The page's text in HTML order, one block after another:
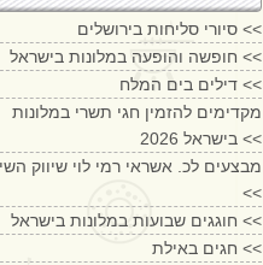
סיורי סליחות בירושלים <<
חופשה והופעה במלונות בישראל <<
דילים בים המלח <<
מקדימים להזמין חגי תשרי במלונות
בישראל 2026 <<
מבצעים לכ. אשראי רמי לוי שיווק
<<
חוגגים שבועות במלונות בישראל <<
חגים באילת <<